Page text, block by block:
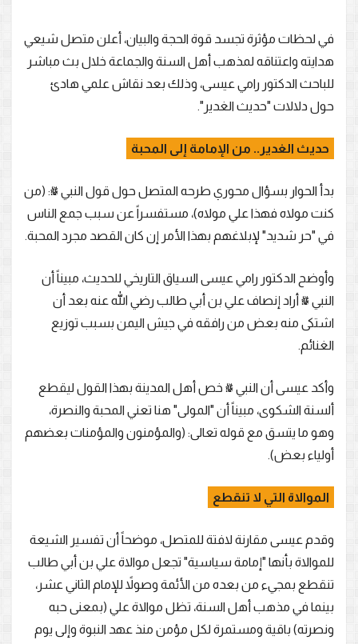
في لحظات مؤثرة تجسد قوة الحجة والبيان، أعلن متصل شيعي
هدايته واعتناقه لمذهب أهل السنة والجماعة خلال بث مباشر
للباحث الدكتور رامي عيسى، وذلك بعد نقاش علمي هادئ
حول دلالات "حديث الغدير".
حديث الغدير.. من الإمامة إلى المحبة
بدأ الحوار بسؤال محوري طرحه المتصل حول قول النبي ﷺ: (من
كنت مولاه فهذا علي مولاه)، مستفسراً عن سبب جمع الناس
في "حر شديد" لإبلاغهم بهذا الأمر إن كان القصد مجرد المحبة.
وأوضح الدكتور رامي عيسى السياق التاريخي للحديث، مبيناً أن
النبي ﷺ أراد إنصاف علي بن أبي طالب رضي الله عنه بعد أن
اشتكى منه بعض من رافقه في جيش اليمن بسبب توزيع
الغنائم.
وأكد عيسى أن النبي ﷺ خص أهل المدينة بهذا القول ليقطع
ألسنة الشكوى، مبيناً أن "المولى" هنا تعني المحبة والنصرة،
وهو ما يتسق مع قوله تعالى: (والمؤمنون والمؤمنات بعضهم
أولياء بعض).
الموالاة التي لا تنقطع
وقدم عيسى مقارنة لافتة للمتصل، موضحاً أن تفسير الشيعة
للموالاة بأنها "إمامة سياسية" تجعل موالاة علي بن أبي طالب
تنقطع بمجيء من بعده من الأئمة وصولاً للإمام الثاني عشر،
بينما في مذهب أهل السنة، تظل موالاة علي (بمعنى حبه
ونصرته) باقية ومستمرة لكل مؤمن منذ عهد النبوة وإلى يوم